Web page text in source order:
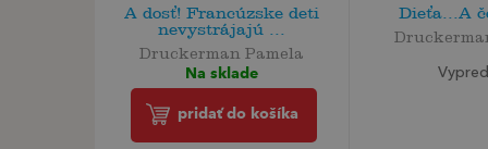
A dosť! Francúzske deti
nevystrájajú ...
Druckerman Pamela
Na sklade
pridať do košíka
Dieťa...A